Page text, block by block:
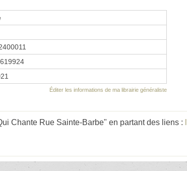
Éditer les informations de ma librairie généraliste
Chante Rue Sainte-Barbe" en partant des liens :